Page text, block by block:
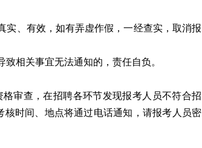
实、有效，如有弄虚作假，一经查实，取消报
相关事宜无法通知的，责任自负。
审查，在招聘各环节发现报考人员不符合招
时间、地点将通过电话通知，请报考人员密